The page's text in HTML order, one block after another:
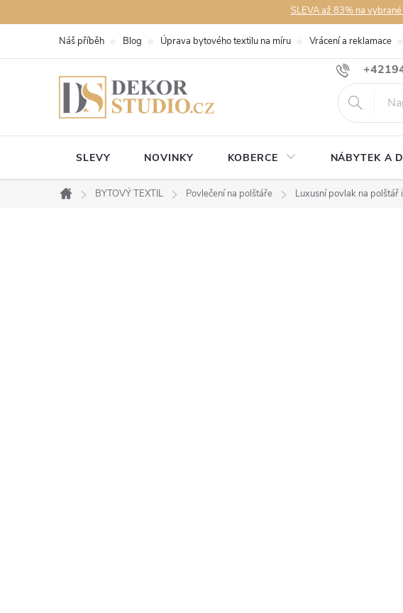
na
SLEVA až 83% na
Náš příběh Blog Úprava bytového textilu na míru Vrácení a reklamace
SLEVY NOVINKY KOBERCE NÁBYTEK A
Domů
BYTOVÝ TEXTIL Povlečení na polštáře Luxusní povlak na polštář